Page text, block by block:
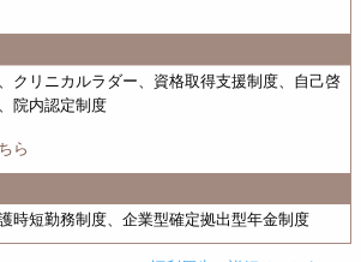
クリニカルラダー、資格取得支援制度、自己啓
院内認定制度
ら
時短勤務制度、企業型確定拠出型年金制度